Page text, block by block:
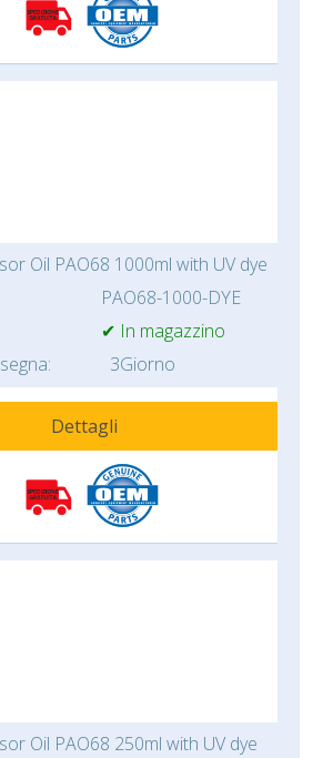
Oil PAO68 1000ml with UV dye
PAO68-1000-DYE
✔ In magazzino
3Giorno
Dettagli
Oil PAO68 250ml with UV dye